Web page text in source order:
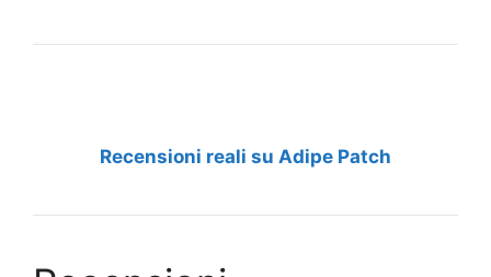
Recensioni reali su Adipe Patch